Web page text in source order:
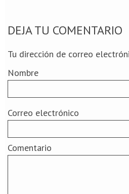
DEJA TU COMENTARIO
Tu dirección de correo
Nombre
Correo electrónico
Comentario